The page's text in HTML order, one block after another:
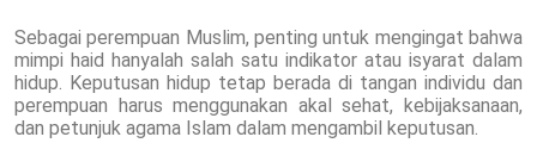
Sebagai perempuan Muslim, penting untuk mengingat bahwa
mimpi haid hanyalah salah satu indikator atau isyarat dalam
hidup. Keputusan hidup tetap berada di tangan individu dan
perempuan harus menggunakan akal sehat, kebijaksanaan,
dan petunjuk agama Islam dalam mengambil keputusan.